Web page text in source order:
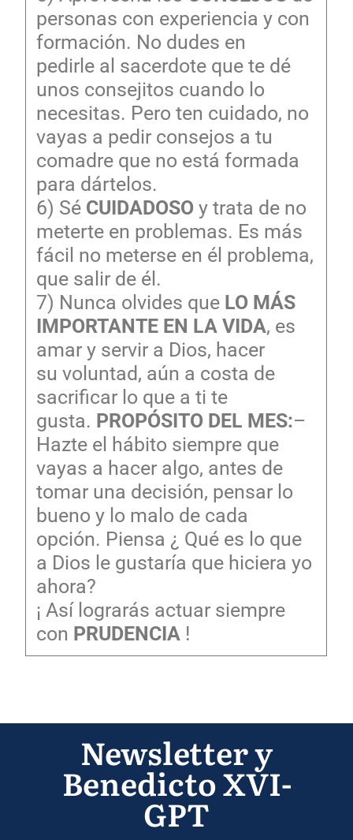
personas con experiencia y con
formación. No dudes en
pedirle al sacerdote que te dé
unos consejitos cuando lo
necesitas. Pero ten cuidado, no
vayas a pedir consejos a tu
comadre que no está formada
para dártelos.
6) Sé CUIDADOSO y trata de no
meterte en problemas. Es más
fácil no meterse en él problema,
que salir de él.
7) Nunca olvides queLO MÁS
IMPORTANTE EN LA VIDA, es
amar y servir a Dios, hacer
su voluntad, aún a costa de
sacrificar lo que a ti te
gusta. PROPÓSITO DEL MES:–
Hazte el hábito siempre que
vayas a hacer algo, antes de
tomar una decisión, pensar lo
bueno y lo malo de cada
opción. Piensa ¿ Qué es lo que
a Dios le gustaría que hiciera yo
ahora?
¡ Así lograrás actuar siempre
con PRUDENCIA!
Newsletter y
Benedicto XVI-
GPT